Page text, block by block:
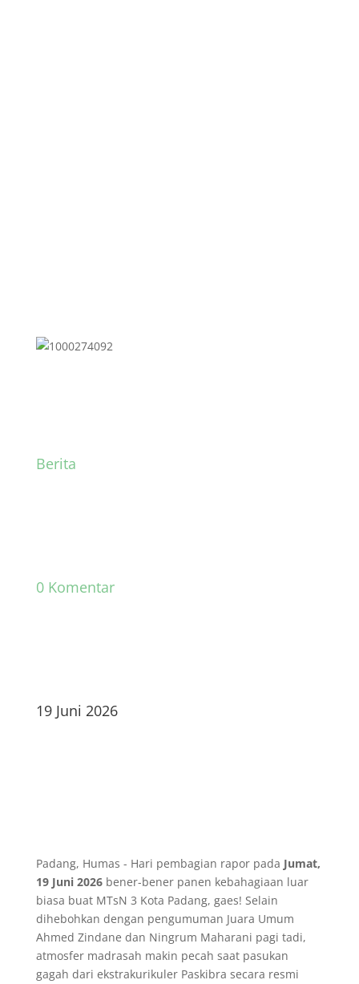
Berita
0 Komentar
19 Juni 2026
Padang, Humas - Hari pembagian rapor pada Jumat,
19 Juni 2026bener-bener panen kebahagiaan luar
biasa buat MTsN 3 Kota Padang, gaes! Selain
dihebohkan dengan pengumuman Juara Umum
Ahmed Zindane dan Ningrum Maharani pagi tadi,
atmosfer madrasah makin pecah saat pasukan
gagah dari ekstrakurikuler Paskibra secara resmi